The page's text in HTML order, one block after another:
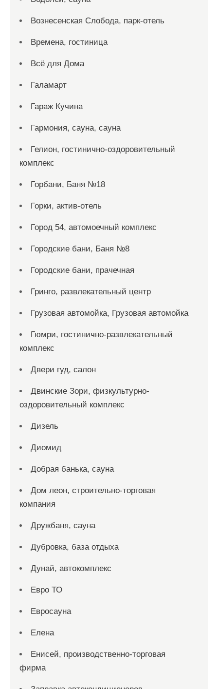
Вознесенская Слобода, парк-отель
Времена, гостиница
Всё для Дома
Галамарт
Гараж Кучина
Гармония, сауна, сауна
Гелион, гостинично-оздоровительный
комплекс
Горбани, Баня №18
Горки, актив-отель
Город 54, автомоечный комплекс
Городские бани, Баня №8
Городские бани, прачечная
Гринго, развлекательный центр
Грузовая автомойка, Грузовая автомойка
Гюмри, гостинично-развлекательный
комплекс
Двери гуд, салон
Двинские Зори, физкультурно-
оздоровительный комплекс
Дизель
Диомид
Добрая банька, сауна
Дом леон, строительно-торговая
компания
Дружбаня, сауна
Дубровка, база отдыха
Дунай, автокомплекс
Евро ТО
Евросауна
Елена
Енисей, производственно-торговая
фирма